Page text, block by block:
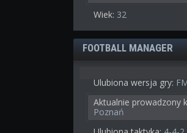
Wiek: 32
FOOTBALL MANAGER
Ulubiona wersja gry:
Aktualnie prowadzony
Poznań